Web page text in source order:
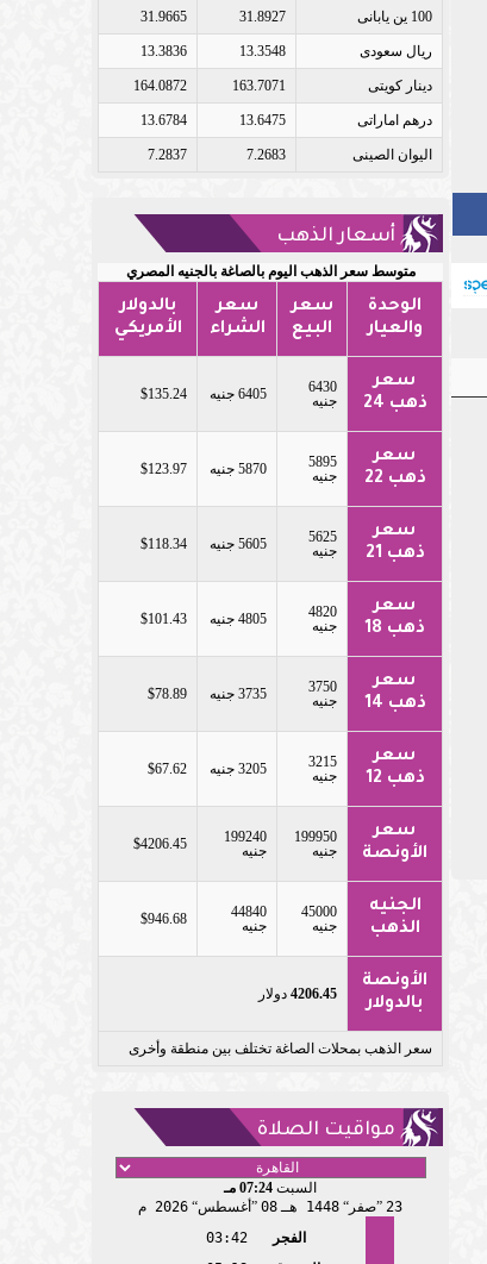
100 ين يابانى 31.8927
31.9665
ريال سعودى 13.3548
13.3836
دينار كويتى 163.7071
164.0872
درهم اماراتى 13.6475
13.6784
اليوان الصينى 7.2683
7.2837
أسعار الذهب
متوسط سعر الذهب اليوم بالصاغة بالجنيه المصري
الوحدة
والعيار
سعر
البيع
سعر
الشراء
بالدولار
الأمريكي
سعر
ذهب 24
6430
جنيه
6405 جنيه $135.24
سعر
ذهب 22
5895
جنيه
5870 جنيه $123.97
سعر
ذهب 21
5625
جنيه
5605 جنيه $118.34
سعر
ذهب 18
4820
جنيه
4805 جنيه $101.43
سعر
ذهب 14
3750
جنيه
3735 جنيه $78.89
سعر
ذهب 12
3215
جنيه
3205 جنيه $67.62
سعر
الأونصة
199950
جنيه
199240
جنيه
$4206.45
الجنيه
الذهب
45000
جنيه
44840
جنيه
$946.68
الأونصة
بالدولار
4206.45 دولار
سعر الذهب بمحلات الصاغة تختلف بين منطقة وأخرى
مواقيت الصلاة
السبت 07:24 مـ
23 صفر 1448 هـ 08 أغسطس 2026 م
الفجر
03:42